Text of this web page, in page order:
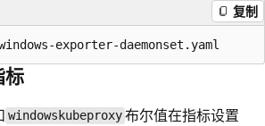
复制
标
windowskubeproxy布尔值在指标设置